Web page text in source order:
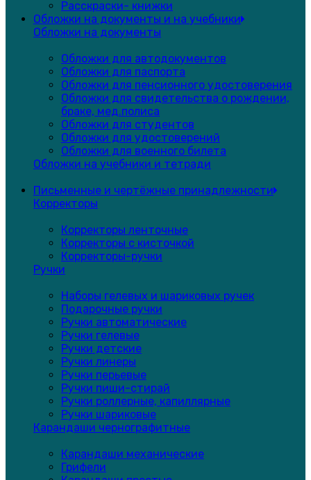
Расскраски- книжки
Обложки на документы и на учебники
Обложки на документы
Обложки для автодокументов
Обложки для паспорта
Обложки для пенсионного удостоверения
Обложки для свидетельства о рождении,
браке, мед.полиса
Обложки для студентов
Обложки для удостоверений
Обложки для военного билета
Обложки на учебники и тетради
Письменные и чертёжные принадлежности
Корректоры
Корректоры ленточные
Корректоры с кисточкой
Корректоры-ручки
Ручки
Наборы гелевых и шариковых ручек
Подарочные ручки
Ручки автоматические
Ручки гелевые
Ручки детские
Ручки линеры
Ручки перьевые
Ручки пиши-стирай
Ручки роллерные, капиллярные
Ручки шариковые
Карандаши чернографитные
Карандаши механические
Грифели